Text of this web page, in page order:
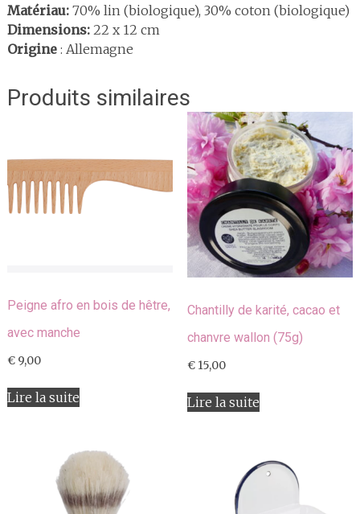
Matériau: 70% lin (biologique), 30% coton (biologique)
Dimensions: 22 x 12 cm
Origine: Allemagne
Produits similaires
Peigne afro en bois de hêtre,
avec manche
€9,00
Lire la suite
Chantilly de karité, cacao et
chanvre wallon (75g)
€15,00
Lire la suite